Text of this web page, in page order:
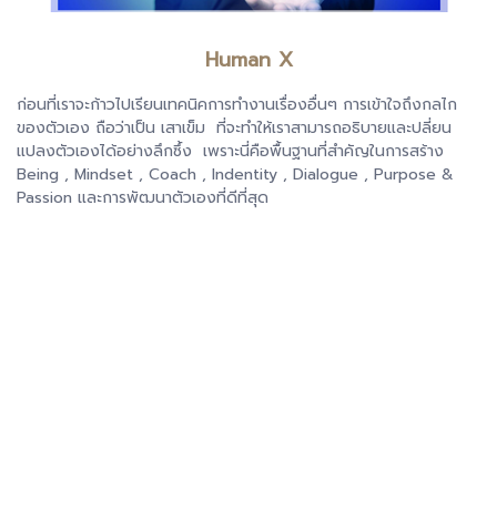
Human X
ก่อนที่เราจะก้าวไปเรียนเทคนิคการทำงานเรื่องอื่นๆ การเข้าใจถึงกลไก
ของตัวเอง ถือว่าเป็น เสาเข็ม ที่จะทำให้เราสามารถอธิบายและปลี่ยน
แปลงตัวเองได้อย่างลึกซึ้ง เพราะนี่คือพื้นฐานที่สำคัญในการสร้าง
Being , Mindset , Coach , Indentity , Dialogue , Purpose &
Passion และการพัฒนาตัวเองที่ดีที่สุด